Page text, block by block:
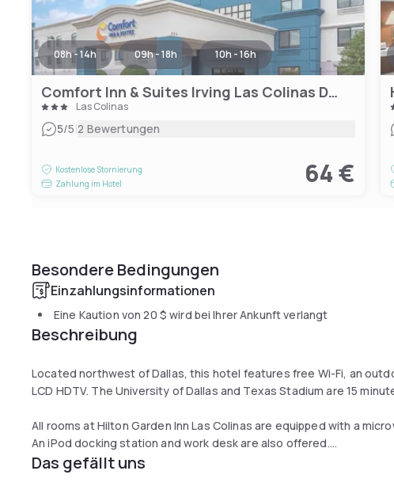
08h - 14h 09h - 18h 10h - 16h
Comfort Inn & Suites Irving Las Colinas DFW
Las Colinas
5/5|2 Bewertungen
Kostenlose Stornierung
Zahlung im Hotel
64 €
Besondere Bedingungen
Einzahlungsinformationen
Eine Kaution von20 $ wird bei Ihrer Ankunft verlangt
Beschreibung
Located northwest of Dallas, this hotel features free Wi-Fi, an
LCD HDTV. The University of Dallas and Texas Stadium are 15
All rooms at Hilton Garden Inn Las Colinas are equipped with a
An iPod docking station and work desk are also offered.
Guests can also use the gym and 24-hour business center.
Das gefällt uns